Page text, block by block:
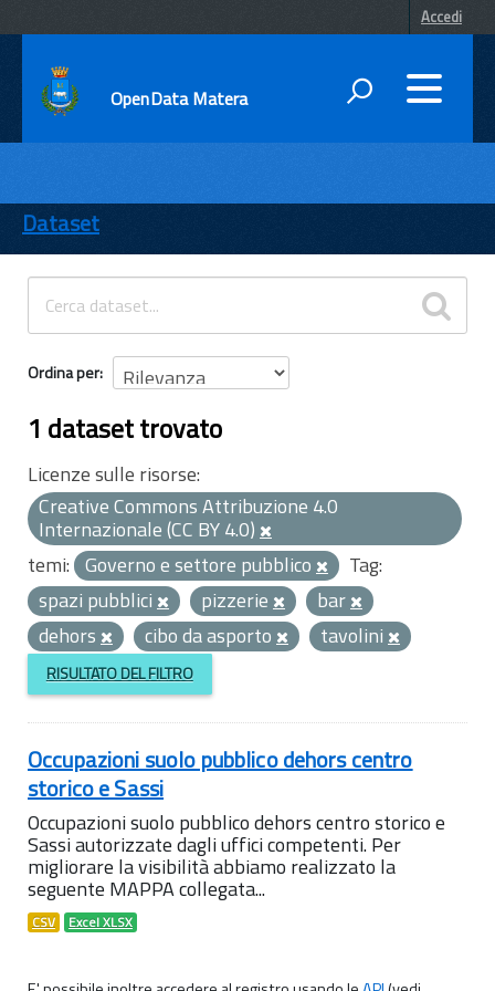
Accedi
OpenData Matera
ENTI
TEMI
INFORMAZIONI
Dataset
Ordina per
1 dataset trovato
Licenze sulle risorse:
Creative Commons Attribuzione 4.0
Internazionale (CC BY 4.0)
temi: Governo e settore pubblico
Tag:
spazi pubblici
pizzerie
bar
dehors
cibo da asporto tavolini
RISULTATO DEL FILTRO
Occupazioni suolo pubblico dehors centro
storico e Sassi
Occupazioni suolo pubblico dehors centro storico e
Sassi autorizzate dagli uffici competenti. Per
migliorare la visibilità abbiamo realizzato la
seguente MAPPA collegata...
CSV Excel XLSX